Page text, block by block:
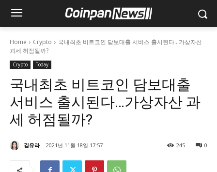
Home Crypto
국내최초 비트코인 담보대출 서비스 출시된다...가상자산
과세 허점될까?
Crypto Today
국내최초 비트코인 담보대출
서비스 출시된다…가상자산 과
세 허점될까?
김유라 2021년 11월 18일 17:57 0
245